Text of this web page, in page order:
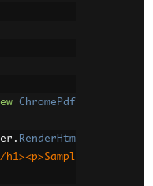
ChromePdf
. RenderHtm